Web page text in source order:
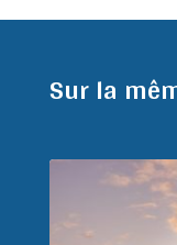
Sur la